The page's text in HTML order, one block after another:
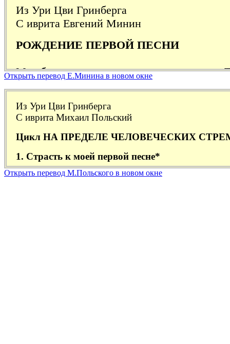
Открыть перевод Е.Минина в новом окне
Открыть перевод М.Польского в новом окне